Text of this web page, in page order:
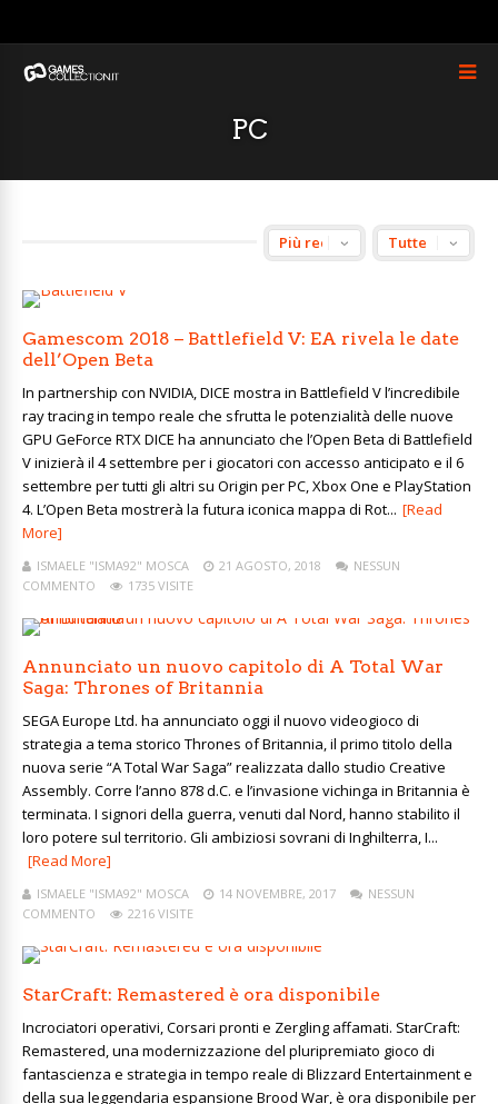
PC
Gamescom 2018 – Battlefield V: EA rivela le date
dell’Open Beta
In partnership con NVIDIA, DICE mostra in Battlefield V l’incredibile
ray tracing in tempo reale che sfrutta le potenzialità delle nuove
GPU GeForce RTX DICE ha annunciato che l’Open Beta di Battlefield
V inizierà il 4 settembre per i giocatori con accesso anticipato e il 6
settembre per tutti gli altri su Origin per PC, Xbox One e PlayStation
4. L’Open Beta mostrerà la futura iconica mappa di Rot... [Read
More]
ISMAELE "ISMA92" MOSCA 21 AGOSTO, 2018
NESSUN
COMMENTO
1735 VISITE
Annunciato un nuovo capitolo di A Total War
Saga: Thrones of Britannia
SEGA Europe Ltd. ha annunciato oggi il nuovo videogioco di
strategia a tema storico Thrones of Britannia, il primo titolo della
nuova serie “A Total War Saga” realizzata dallo studio Creative
Assembly. Corre l’anno 878 d.C. e l’invasione vichinga in Britannia è
terminata. I signori della guerra, venuti dal Nord, hanno stabilito il
loro potere sul territorio. Gli ambiziosi sovrani di Inghilterra, I...
[Read More]
ISMAELE "ISMA92" MOSCA 14 NOVEMBRE, 2017
NESSUN
COMMENTO
2216 VISITE
StarCraft: Remastered è ora disponibile
Incrociatori operativi, Corsari pronti e Zergling affamati. StarCraft:
Remastered, una modernizzazione del pluripremiato gioco di
fantascienza e strategia in tempo reale di Blizzard Entertainment e
della sua leggendaria espansione Brood War, è ora disponibile per